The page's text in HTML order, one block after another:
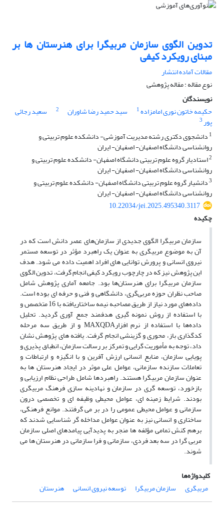
تدوین الگوی سازمان مربیگرا برای هنرستان ها بر
مبنای رویکرد کیفی
مقالات آماده انتشار
نوع مقاله : مقاله پژوهشی
نویسندگان
حکیمه خاتون نوری امامزاده1 سید حمید رضا شاوران 2 سعید رجائی
پور3
1 دانشجوی دکتری رشته مدیریت آموزشی- دانشکده علوم تربیتی و
روانشناسی دانشگاه اصفهان- اصفهان- ایران
2استادیار گروه علوم تربیتی دانشگاه اصفهان- دانشکده علوم تربیتی و
روانشناسی دانشگاه اصفهان- اصفهان- ایران
3دانشیار گروه علوم تربیتی دانشگاه اصفهان- دانشکده علوم تربیتی و
روانشناسی دانشگاه اصفهان- اصفهان- ایران
10.22034/jei.2025.495340.3117
چکیده
سازمان مربیگرا الگوی جدیدی از سازمان‌های عصر دانش است که در
آن به موضوع مربیگری به عنوان یک راهبرد مؤثر در توسعه مستمر
نیروی انسانی و پرورش توانایی های افراد اهمیت داده می شود. هدف
این پژوهش نیز که در چارچوب رویکرد کیفی انجام گرفت، تدوین الگوی
سازمان مربیگرا برای هنرستان‌ها بود. جامعه آماری پژوهش شامل
صاحب نظران حوزه مربی‌گری، دانشگاهی و فنی و حرفه ای بوده است.
داده‌های مورد نیاز از طریق مصاحبه نیمه ساختاریافته با 16 متخصص و
با استفاده از روش نمونه گیری هدفمند جمع آوری گردید. تحلیل
داده‌ها با استفاده از نرم افزارMAXQDA و از طریق سه مرحله
کد‌گذاری باز، محوری و گزینشی انجام گرفت. یافته های پژوهش نشان
داد، توجه به مأموریت گرایی و تمرکز بر رسالت سازمان، انطباق پذیری و
پویایی سازمان، منابع انسانی ارزش آفرین و با انگیزه و ارتباطات و
تعاملات سازنده سازمانی، عوامل علی موثر در ایجاد هنرستان ها به
عنوان سازمان مربیگرا هستند. راهبردها شامل طراحی نظام ارزیابی و
بازخورد، توسعه گری در سازمان و نهادینه سازی فرهنگ مربیگری
بودند. شرایط زمینه ای، عوامل محیطی وظیفه ای و تخصصی درون
سازمانی و عوامل محیطی عمومی را در بر می گرفتند. موانع فرهنگی،
ساختاری و انسانی نیز به عنوان عوامل مداخله گر شناسایی شدند که
برهم کنش تمامی مؤلفه ها منجر به پدیدآیی پیامدهای اصلی سازمان
مربی گرا در سه بعد فردی، سازمانی و فرا سازمانی در هنرستان ها می
شوند.
کلیدواژه‌ها
مربیگری
سازمان مربیگرا توسعه نیروی انسانی هنرستان